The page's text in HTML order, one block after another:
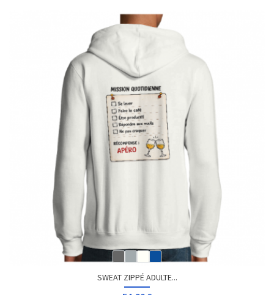
SWEAT ZIPPÉ ADULTE...